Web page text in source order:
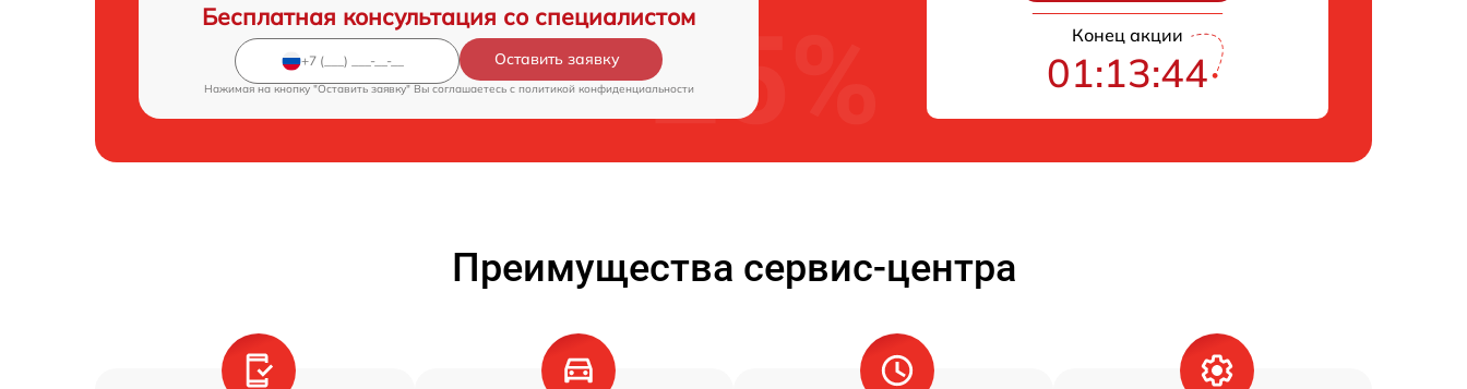
Бесплатная консультация со специалистом
Оставить заявку
Нажимая на кнопку "Оставить заявку" Вы соглашаетесь c политикой конфиденциальности
Конец акции
01:13:43
Преимущества сервис-центра